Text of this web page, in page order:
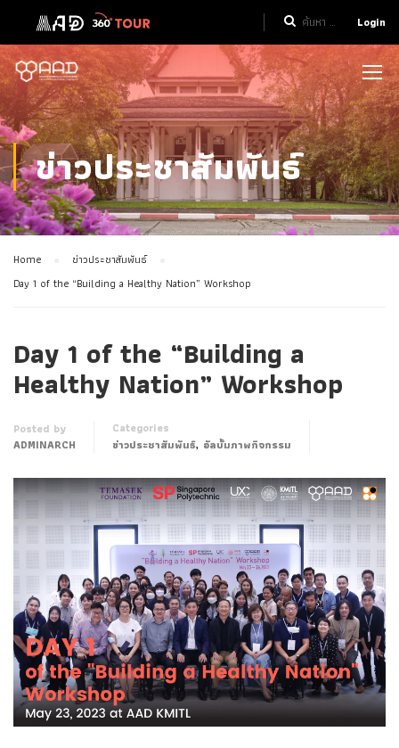
Login
ข่าวประชาสัมพันธ์
Home
ข่าวประชาสัมพันธ์
Day 1 of the “Building a Healthy Nation” Workshop
Day 1 of the “Building a
Healthy Nation” Workshop
Posted by
ADMINARCH
Categories
ข่าวประชาสัมพันธ์, อัลบั้มภาพกิจกรรม